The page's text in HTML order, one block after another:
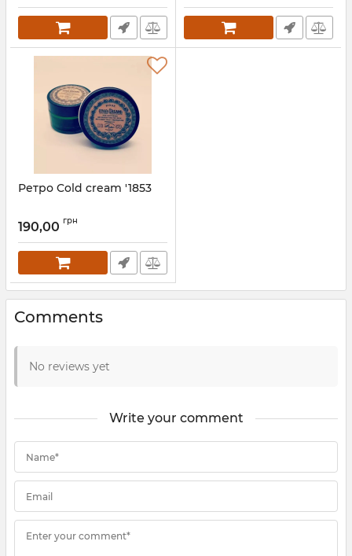
Ретро Cold cream '1853
190,00 грн
Comments
No reviews yet
Write your comment
Name*
Email
Enter your comment*